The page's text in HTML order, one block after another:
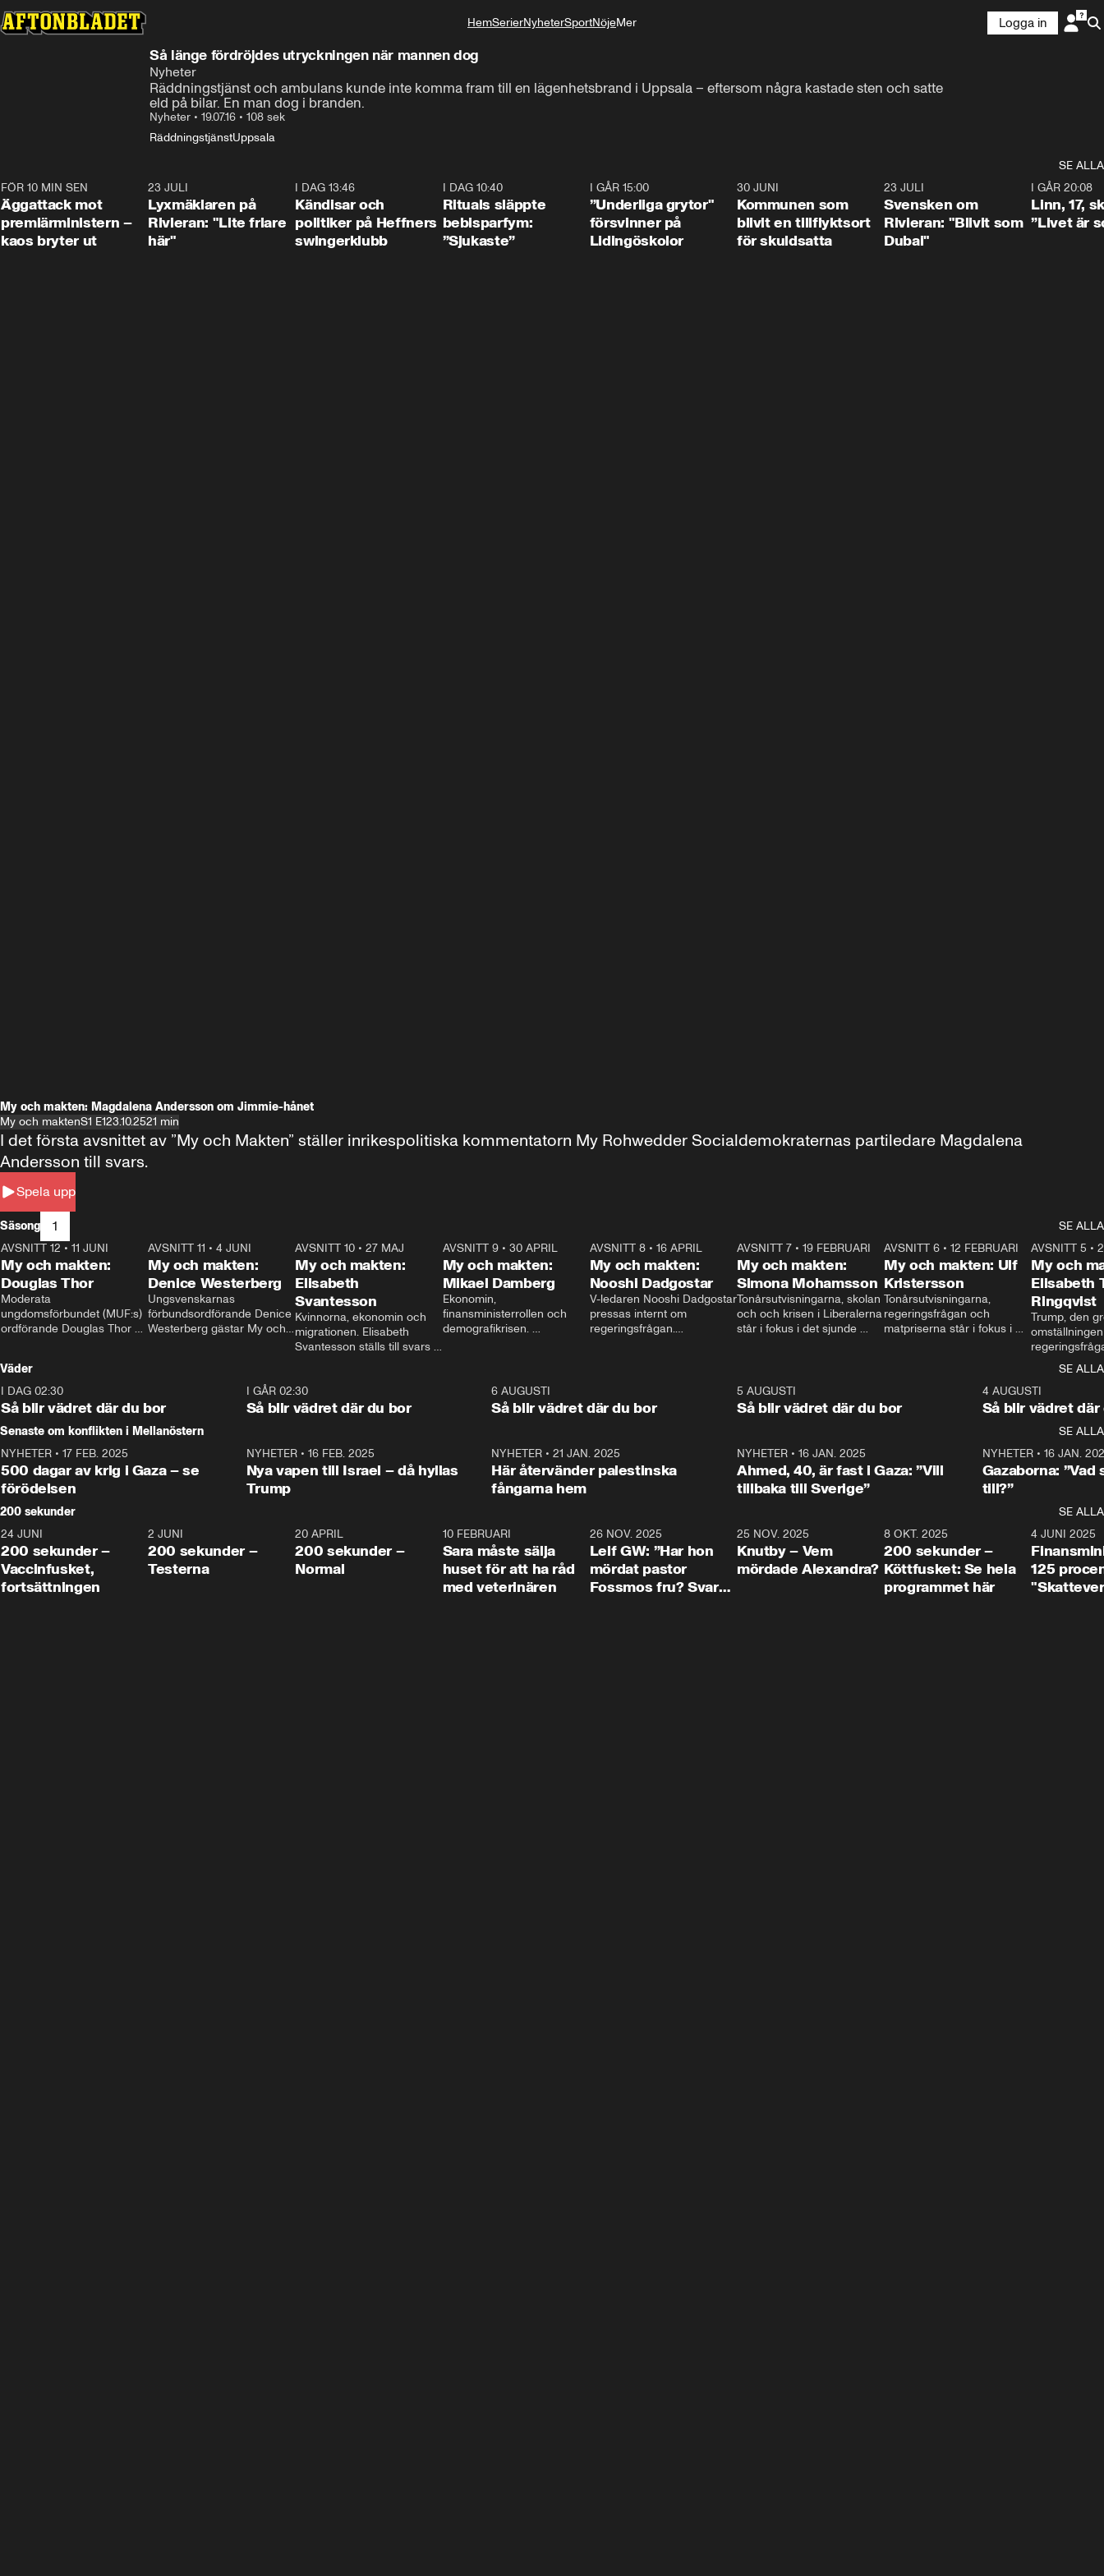
HemSerierNyheterSportNöjeMer
Logga in
Så länge fördröjdes utryckningen när mannen dog
Nyheter
Räddningstjänst och ambulans kunde inte komma fram till en lägenhetsbrand i Uppsala – eftersom några kastade sten och satte
eld på bilar. En man dog i branden.
Nyheter • 19.07.16 • 108 sek
RäddningstjänstUppsala
SE ALLA
0:37
FÖR 10 MIN SEN
Äggattack mot
premiärministern –
kaos bryter ut
23 JULI
Lyxmäklaren på
Rivieran: "Lite friare
här"
I DAG 13:46
Kändisar och
politiker på Heffners
swingerklubb
I DAG 10:40
Rituals släppte
bebisparfym:
”Sjukaste”
I GÅR 15:00
”Underliga grytor"
försvinner på
Lidingöskolor
1:24
30 JUNI
Kommunen som
blivit en tillflyktsort
för skuldsatta
23 JULI
Svensken om
Rivieran: "Blivit som
Dubai"
I GÅR 20:08
Linn, 17,
”Livet är
My och makten: Magdalena Andersson om Jimmie-hånet
My och maktenS1 E123.10.2521 min
Spela upp
I det första avsnittet av ”My och Makten” ställer inrikespolitiska kommentatorn My Rohwedder Socialdemokraternas partiledare Magdalena
Andersson till svars.
Säsong 1
SE ALLA
26:27
AVSNITT 12 • 11 JUNI
My och makten:
Douglas Thor
Moderata
ungdomsförbundet (MUF:s)
ordförande Douglas Thor
tonårsutvisningarna och hur
Moderaterna ska locka
väljare till valet i höst.
23:40
AVSNITT 11 •4 JUNI
My och makten:
Denice Westerberg
Ungsvenskarnas
förbundsordförande Denice
Westerberg gästar My och
AVSNITT 10 •27 MAJ
My och makten:
Elisabeth
Svantesson
Kvinnorna, ekonomin och
migrationen. Elisabeth
Svantesson ställs till svars
AVSNITT 9• 30 APRIL
My och makten:
Mikael Damberg
Ekonomin,
finansministerrollen och
demografikrisen.
och Makten.
AVSNITT 8• 16 APRIL
My och makten:
Nooshi Dadgostar
V-ledaren Nooshi Dadgostar
pressas internt om
regeringsfrågan.
– Vi ställer upp i val. Ska vi
vara med så sitter vi förstås
24:30
AVSNITT 7• 19 FEBRUARI
My och makten:
Simona Mohamsson
Tonårsutvisningarna, skolan
och och krisen i Liberalerna
står i fokus i det sjunde
kommentator My
Rohwedder ställer
utbildnings- och
Mohamsson till svars.
27:30
AVSNITT 6 •12 FEBRUARI
My och makten: Ulf
Kristersson
Tonårsutvisningarna,
regeringsfrågan och
matpriserna står i fokus i
Rohwedder ställer
statsminister Ulf Kristersson
AVSNITT 5 •
My och
Elisabeth
Ringqvist
Trump, den
centrum i
avsnittet av
Makten”. Se
Aftonbladets
Rohwedder
Thand Ring
Väder
SE ALLA
I DAG 02:30
Så blir vädret där du bor
1:06
I GÅR 02:30
Så blir vädret där du bor
6 AUGUSTI
Så blir vädret där du bor
5 AUGUSTI
Så blir vädret där du bor
4 AUGUSTI
Så blir vädret där
Senaste om konflikten i Mellanöstern
SE ALLA
NYHETER • 17 FEB. 2025
500 dagar av krig i Gaza – se
förödelsen
NYHETER• 16 FEB. 2025
Nya vapen till Israel – då hyllas
Trump
NYHETER •21 JAN. 2025
Här återvänder palestinska
fångarna hem
NYHETER• 16 JAN. 2025
Ahmed, 40, är fast i Gaza: ”Vill
tillbaka till Sverige”
NYHETER• 16 JAN.
Gazaborna:
till?”
200 sekunder
SE ALLA
5:00
24 JUNI
200 sekunder –
Vaccinfusket,
fortsättningen
4:23
2 JUNI
200 sekunder –
Testerna
20 APRIL
200 sekunder –
Normal
10 FEBRUARI
Sara måste sälja
huset för att ha råd
med veterinären
26 NOV. 2025
Leif GW: ”Har hon
mördat pastor
Fossmos fru? Svar
31:05
25 NOV. 2025
Knutby – Vem
mördade Alexandra?
4:29
8 OKT. 2025
200 sekunder –
Köttfusket: Se hela
programmet här
4 JUNI 2025
125